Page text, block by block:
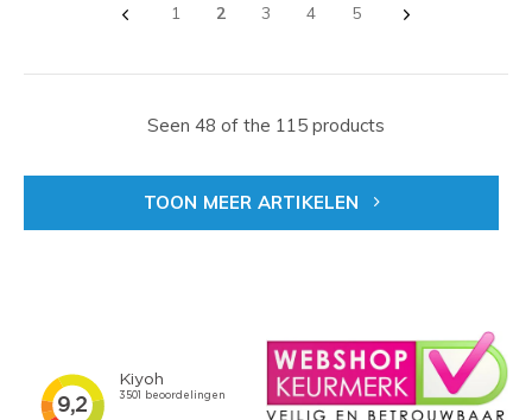
1 2 3 4 5
Seen 48 of the 115 products
TOON MEER ARTIKELEN